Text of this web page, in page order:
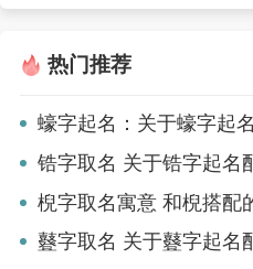
热门推荐
蠔字起名：关于蠔字起
锆字取名 关于锆字起名
棿字取名寓意 和棿搭配
鼟字取名 关于鼟字起名